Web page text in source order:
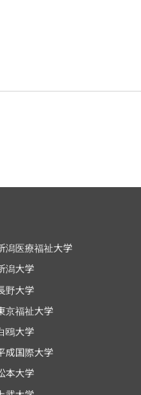
潟医療福祉大学
潟大学
野大学
京福祉大学
鴎大学
成国際大学
本大学